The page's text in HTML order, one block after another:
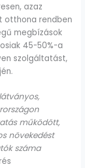
azaz
otthona rendben
megbízások
45-50%-a
szolgáltatást,
működött,
növekedést
száma